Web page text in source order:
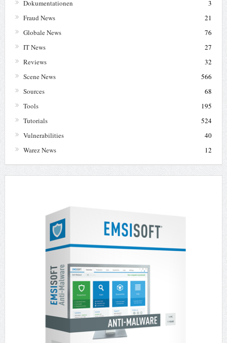
Dokumentationen
3
Fraud News
21
Globale News
76
IT News
27
Reviews
32
Scene News
566
Sources
68
Tools
195
Tutorials
524
Vulnerabilities
40
Warez News
12